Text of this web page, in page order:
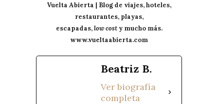
Vuelta Abierta | Blog de viajes, hoteles,
restaurantes, playas,
escapadas,low costy mucho más.
www.vueltaabierta.com
Beatriz B.
Ver biografía
completa